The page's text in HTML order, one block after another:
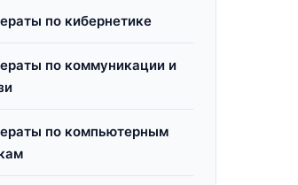
по кибернетике
по коммуникации и
по компьютерным